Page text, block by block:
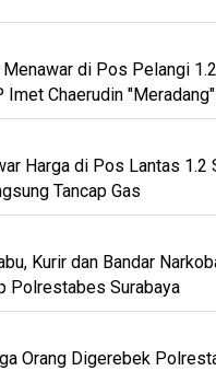
di Pos Pelangi
Imet Chaerudin "Meradang"
Harga di Pos Lantas 1.2
Tancap Gas
Kurir dan Bandar
Polrestabes Surabaya
Orang Digerebek